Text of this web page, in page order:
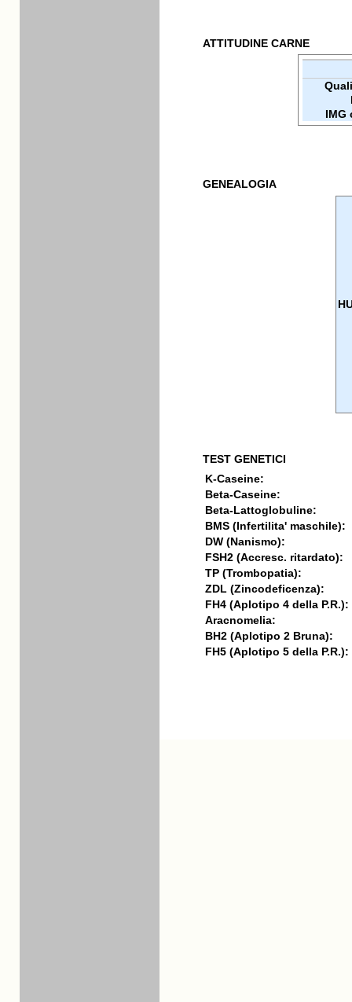
ATTITUDINE CARNE
IMG
GENEALOGIA
TEST GENETICI
K-Caseine:
Beta-Caseine:
Beta-Lattoglobuline:
BMS (Infertilita' maschile):
DW (Nanismo):
FSH2 (Accresc. ritardato):
TP (Trombopatia):
ZDL (Zincodeficenza):
FH4 (Aplotipo 4 della P.R.):
Aracnomelia:
BH2 (Aplotipo 2 Bruna):
FH5 (Aplotipo 5 della P.R.):